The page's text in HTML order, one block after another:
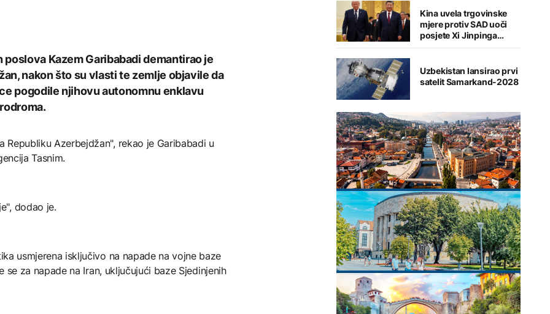
Kazem Garibabadi demantirao je
nakon što su vlasti te zemlje objavile da
pogodile njihovu autonomnu enklavu
Republiku Azerbejdžan", rekao je Garibabadi u
Tasnim.
dodao je.
usmjerena isključivo na napade na vojne baze
za napade na Iran, uključujući baze Sjedinjenih
Kina uvela trgovinske
mjere protiv SAD uoči
posjete Xi Jinpinga
Washingtonu
Uzbekistan lansirao prvi
satelit Samarkand-2028